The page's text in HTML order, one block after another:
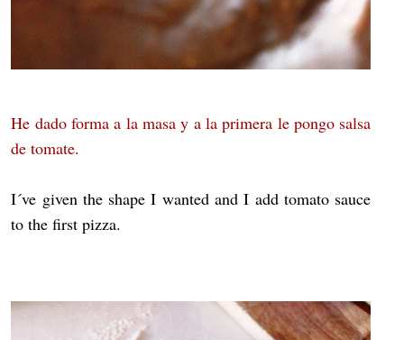
He dado forma a la masa y a la primera le pongo salsa
de tomate.
I´ve given the shape I wanted and I add tomato sauce
to the first pizza.